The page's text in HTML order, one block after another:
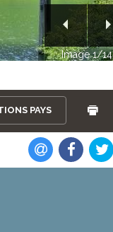
Image 2/14
PAYS